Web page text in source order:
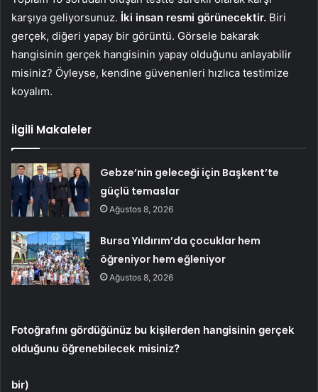
karşıya geliyorsunuz. İki insan resmi görünecektir. Biri
gerçek, diğeri yapay bir görüntü. Görsele bakarak
hangisinin gerçek hangisinin yapay olduğunu anlayabilir
misiniz? Öyleyse, kendine güvenenleri hızlıca testimize
koyalım.
İlgili Makaleler
Gebze’nin geleceği için Başkent’te
güçlü temaslar
Ağustos 8, 2026
Bursa Yıldırım’da çocuklar hem
öğreniyor hem eğleniyor
Ağustos 8, 2026
Fotoğrafını gördüğünüz bu kişilerden hangisinin gerçek
olduğunu öğrenebilecek misiniz?
bir)